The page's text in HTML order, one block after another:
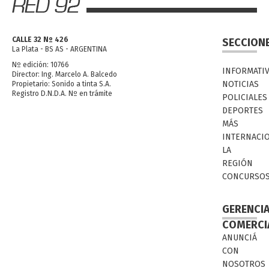
CALLE 32 Nº 426
La Plata - BS AS - ARGENTINA
Nº edición: 10766
Director: Ing. Marcelo A. Balcedo
Propietario: Sonido a tinta S.A.
Registro D.N.D.A. Nº en trámite
NOTICIAS
POLICIALES
DEPORTES
MÁS
LA
REGIÓN
ANUNCIÁ
CON
NOSOTROS